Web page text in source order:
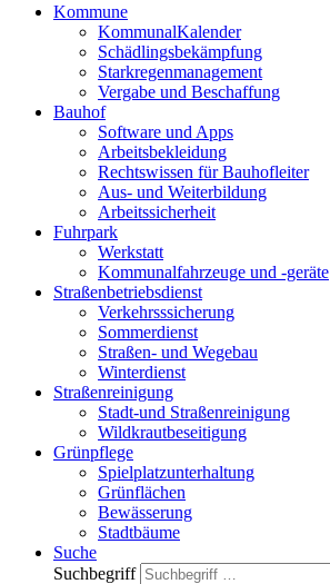
Kommune
KommunalKalender
Schädlingsbekämpfung
Starkregenmanagement
Vergabe und Beschaffung
Bauhof
Software und Apps
Arbeitsbekleidung
Rechtswissen für Bauhofleiter
Aus- und Weiterbildung
Arbeitssicherheit
Fuhrpark
Werkstatt
Kommunalfahrzeuge und -geräte
Straßenbetriebsdienst
Verkehrsssicherung
Sommerdienst
Straßen- und Wegebau
Winterdienst
Straßenreinigung
Stadt-und Straßenreinigung
Wildkrautbeseitigung
Grünpflege
Spielplatzunterhaltung
Grünflächen
Bewässerung
Stadtbäume
Suche
Suchbegriff